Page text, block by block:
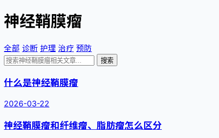
神经鞘膜瘤
全部 诊断 护理 治疗 预防
搜索
什么是神经鞘膜瘤
2026-03-22
神经鞘膜瘤和纤维瘤、脂肪瘤怎么区分